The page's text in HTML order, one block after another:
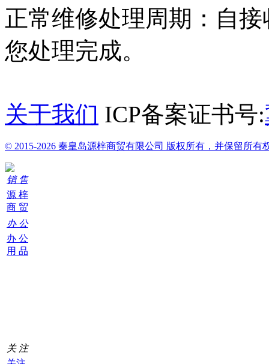
正常维修处理周期：自
您处理完成。
关于我们 ICP备案证书号:
© 2015-2026 秦皇岛源梓商贸有限公司 版权所有，并保留所有
销 售
源 梓
商 贸
办 公
办 公
用 品
关 注